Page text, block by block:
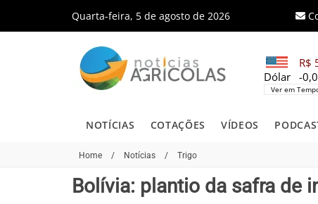
Quarta-feira, 5 de agosto de 2026
R$
-
Dólar
Ver em
NOTÍCIAS COTAÇÕES VÍDEOS
Home / Notícias / Trigo
Bolívia: plantio da safra de